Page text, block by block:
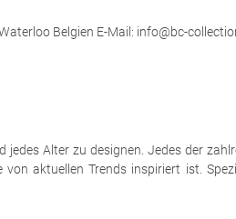
Belgien E-Mail: info@bc-
Alter zu designen. Jedes der
aktuellen Trends inspiriert ist.